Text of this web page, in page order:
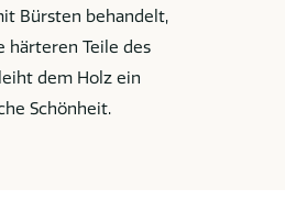
Bürsten behandelt,
härteren Teile des
dem Holz ein
Schönheit.